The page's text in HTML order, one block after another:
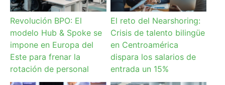
Revolución BPO: El
modelo Hub & Spoke se
impone en Europa del
Este para frenar la
rotación de personal
El reto del Nearshoring:
Crisis de talento bilingüe
en Centroamérica
dispara los salarios de
entrada un 15%